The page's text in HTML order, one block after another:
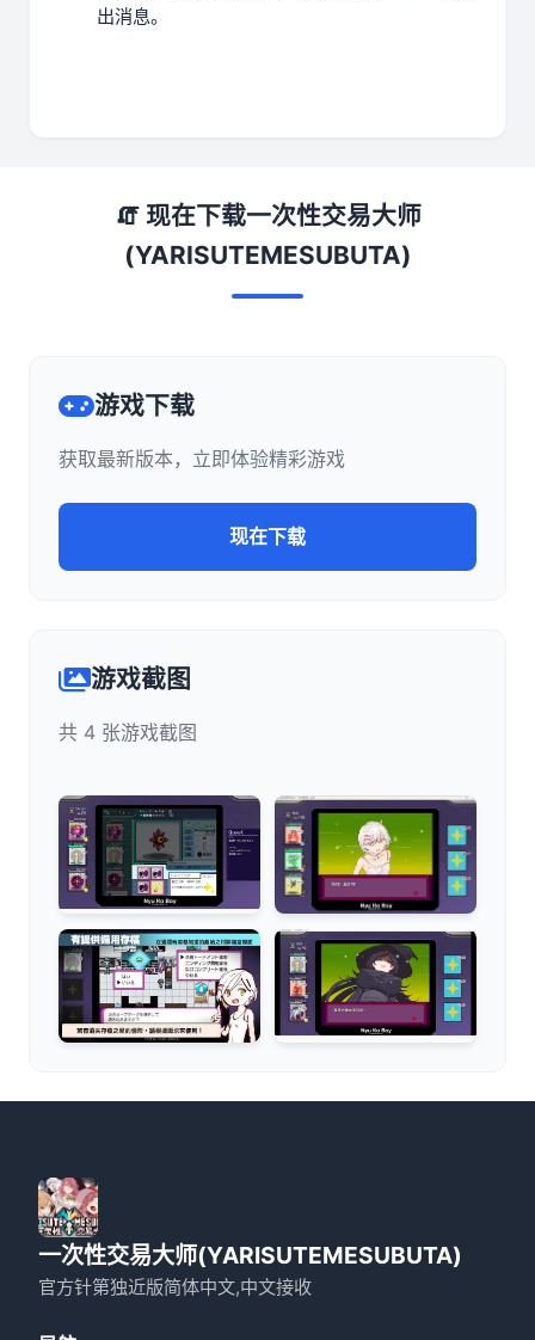
出消息。
🧯 现在下载一次性交易大师
(YARISUTEMESUBUTA)
游戏下载
获取最新版本，立即体验精彩游戏
现在下载
游戏截图
共 4 张游戏截图
一次性交易大师(YARISUTEMESUBUTA)
官方针第独近版简体中文,中文接收